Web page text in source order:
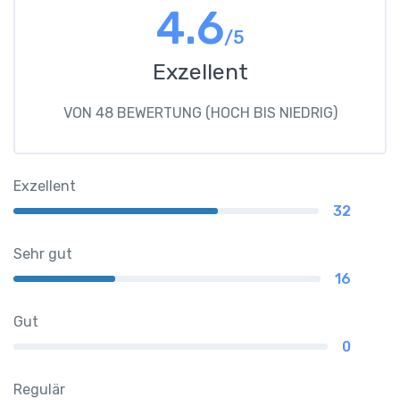
4.6/5
Exzellent
VON 48 BEWERTUNG (HOCH BIS NIEDRIG)
Exzellent
32
Sehr gut
16
Gut
0
Regulär